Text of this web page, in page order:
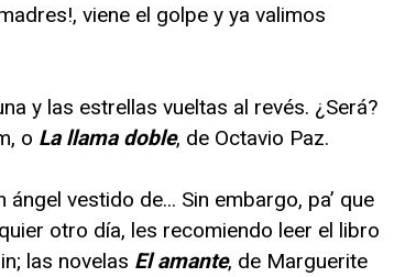
viene el golpe y ya valimos
y las estrellas vueltas al revés. ¿Será?
o La llama doble, de Octavio Paz.
vestido de... Sin embargo, pa’ que
otro día, les recomiendo leer el libro
las novelas El amante, de Marguerite